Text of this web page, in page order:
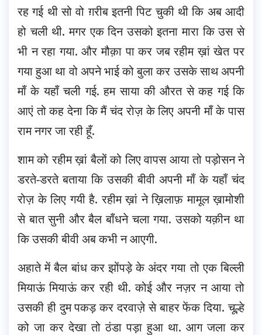
रह गई थी सो वो ग़रीब इतनी पिट चुकी थी कि अब आदी
हो चली थी. मगर एक दिन उसको इतना मारा कि उस से
भी न रहा गया. और मौक़ा पा कर जब रहीम ख़ां खेत पर
गया हुआ था वो अपने भाई को बुला कर उसके साथ अपनी
माँ के यहाँ चली गई. हम साया की औरत से कह गई कि
आएं तो कह देना कि मैं चंद रोज़ के लिए अपनी माँ के पास
राम नगर जा रही हूँ.
शाम को रहीम ख़ां बैलों को लिए वापस आया तो पड़ोसन ने
डरते-डरते बताया कि उसकी बीवी अपनी माँ के यहाँ चंद
रोज़ के लिए गयी है. रहीम ख़ां ने ख़िलाफ़ मामूल ख़ामोशी
से बात सुनी और बैल बाँधने चला गया. उसको यक़ीन था
कि उसकी बीवी अब कभी न आएगी.
अहाते में बैल बांध कर झोंपड़े के अंदर गया तो एक बिल्ली
मियाऊं मियाऊं कर रही थी. कोई और नज़र न आया तो
उसकी ही दुम पकड़ कर दरवाज़े से बाहर फेंक दिया. चूल्हे
को जा कर देखा तो ठंडा पड़ा हुआ था. आग जला कर